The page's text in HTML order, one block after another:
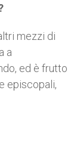
mezzi di
a
ed è frutto
episcopali,